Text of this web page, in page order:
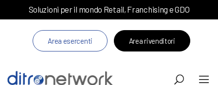
Soluzioni per il mondo Retail, Franchising e GDO
Area esercenti Area rivenditori